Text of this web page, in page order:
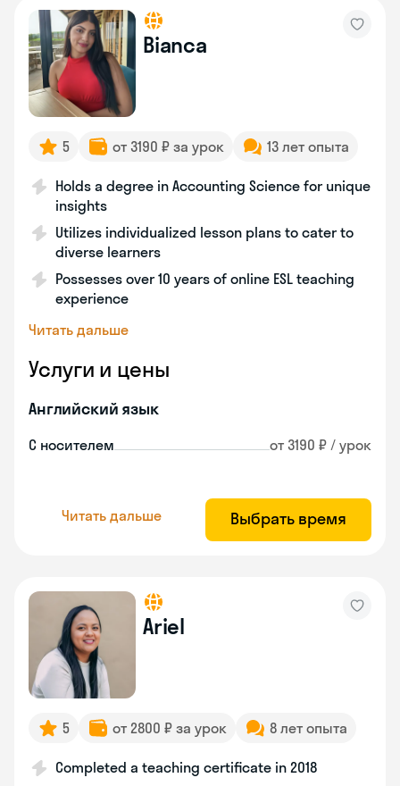
Bianca
5 от 3190 ₽ за урок 13 лет опыта
Holds a degree in Accounting Science for unique
insights
Utilizes individualized lesson plans to cater to
diverse learners
Possesses over 10 years of online ESL teaching
experience
Читать дальше
Услуги и цены
Английский язык
С носителем от 3190 ₽ / урок
Читать дальше Выбрать время
Ariel
5 от 2800 ₽ за урок 8 лет опыта
Completed a teaching certificate in 2018